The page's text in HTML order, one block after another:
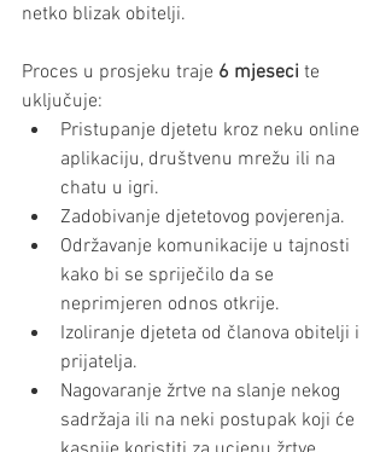
netko blizak obitelji.
Proces u prosjeku traje 6 mjeseci te
uključuje:
Pristupanje djetetu kroz neku online
aplikaciju, društvenu mrežu ili na
chatu u igri.
Zadobivanje djetetovog povjerenja.
Održavanje komunikacije u tajnosti
kako bi se spriječilo da se
neprimjeren odnos otkrije.
Izoliranje djeteta od članova obitelji i
prijatelja.
Nagovaranje žrtve na slanje nekog
sadržaja ili na neki postupak koji će